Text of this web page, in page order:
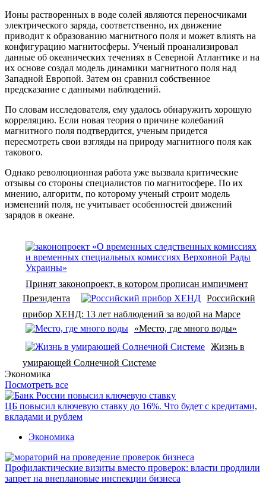
Ионы растворенных в воде солей являются переносчиками
электрического заряда, соответственно, их движение
приводит к образованию магнитного поля и может влиять на
конфигурацию магнитосферы. Ученый проанализировал
данные об океанических течениях в Северной Атлантике и на
их основе создал модель динамики магнитного поля над
Западной Европой. Затем он сравнил собственное
предсказание с данными наблюдений.
По словам исследователя, ему удалось обнаружить хорошую
корреляцию. Если новая теория о причине колебаний
магнитного поля подтвердится, ученым придется
пересмотреть свои взгляды на природу магнитного поля как
такового.
Однако революционная работа уже вызвала критические
отзывы со стороны специалистов по магнитосфере. По их
мнению, алгоритм, по которому ученый строит модель
изменений поля, не учитывает особенностей движений
зарядов в океане.
Принят законопроект, в котором прописан импичмент
Президента
Российский
прибор ХЕНД: 13 лет наблюдений за водой на Марсе
«Место, где много воды»
Жизнь в
умирающей Солнечной Системе
Экономика
Посмотреть все
ЦБ повысил ключевую ставку до 16%. Что будет с кредитами,
вкладами и рублем
Экономика
Профилактические визиты вместо проверок: власти продлили
запрет на внеплановые инспекции бизнеса